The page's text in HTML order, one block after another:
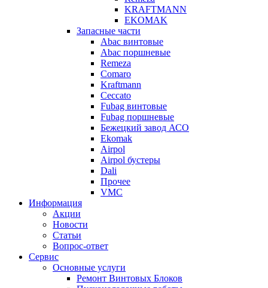
KRAFTMANN
EKOMAK
Запасные части
Abac винтовые
Abac поршневые
Remeza
Comaro
Kraftmann
Ceccato
Fubag винтовые
Fubag поршневые
Бежецкий завод АСО
Ekomak
Airpol
Airpol бустеры
Dali
Прочее
VMC
Информация
Акции
Новости
Статьи
Вопрос-ответ
Сервис
Основные услуги
Ремонт Винтовых Блоков